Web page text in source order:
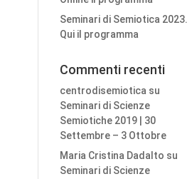
Seminari di Semiotica 2023.
Qui il programma
Commenti recenti
centrodisemiotica su
Seminari di Scienze
Semiotiche 2019 | 30
Settembre – 3 Ottobre
Maria Cristina Dadalto su
Seminari di Scienze